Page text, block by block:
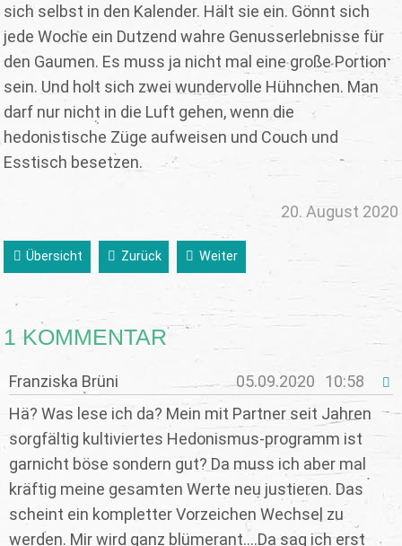
sich selbst in den Kalender. Hält sie ein. Gönnt sich
jede Woche ein Dutzend wahre Genusserlebnisse für
den Gaumen. Es muss ja nicht mal eine große Portion
sein. Und holt sich zwei wundervolle Hühnchen. Man
darf nur nicht in die Luft gehen, wenn die
hedonistische Züge aufweisen und Couch und
Esstisch besetzen.
20. August 2020
Übersicht Zurück Weiter
1 KOMMENTAR
Franziska Brüni 05.09.2020
10:58
Hä? Was lese ich da? Mein mit Partner seit Jahren
sorgfältig kultiviertes Hedonismus-programm ist
garnicht böse sondern gut? Da muss ich aber mal
kräftig meine gesamten Werte neu justieren. Das
scheint ein kompletter Vorzeichen Wechsel zu
werden. Mir wird ganz blümerant....Da sag ich erst